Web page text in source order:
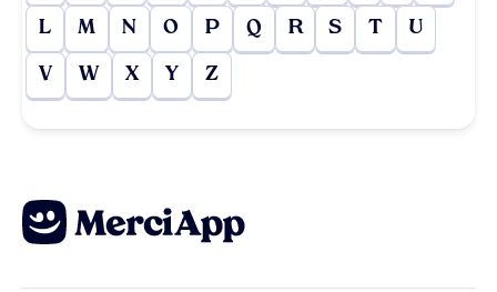
L M N O P Q R S T U
V W X Y Z